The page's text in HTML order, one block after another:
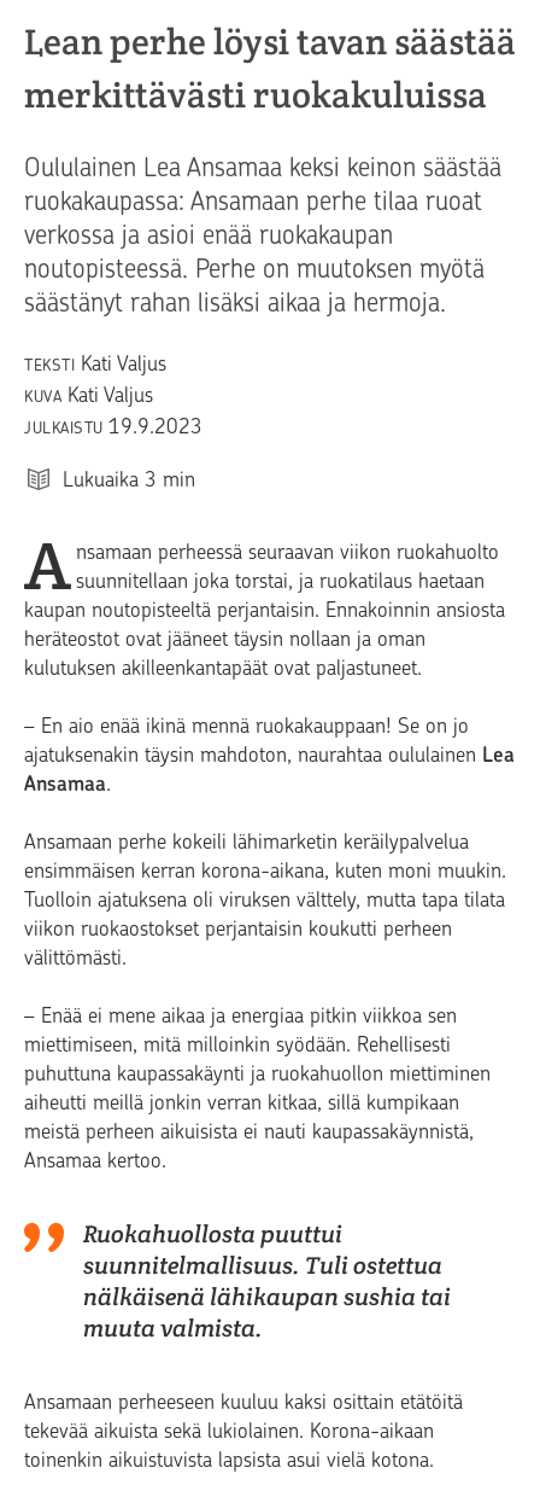
Lean perhe löysi tavan säästää
merkittävästi ruokakuluissa
Oululainen Lea Ansamaa keksi keinon säästää
ruokakaupassa: Ansamaan perhe tilaa ruoat
verkossa ja asioi enää ruokakaupan
noutopisteessä. Perhe on muutoksen myötä
säästänyt rahan lisäksi aikaa ja hermoja.
TEKSTI Kati Valjus
KUVA Kati Valjus
JULKAISTU 19.9.2023
Lukuaika 3 min
A nsamaan perheessä seuraavan viikon ruokahuolto
suunnitellaan joka torstai, ja ruokatilaus haetaan
kaupan noutopisteeltä perjantaisin. Ennakoinnin ansiosta
heräteostot ovat jääneet täysin nollaan ja oman
kulutuksen akilleenkantapäät ovat paljastuneet.
– En aio enää ikinä mennä ruokakauppaan! Se on jo
ajatuksenakin täysin mahdoton, naurahtaa oululainen Lea
Ansamaa.
Ansamaan perhe kokeili lähimarketin keräilypalvelua
ensimmäisen kerran korona-aikana, kuten moni muukin.
Tuolloin ajatuksena oli viruksen välttely, mutta tapa tilata
viikon ruokaostokset perjantaisin koukutti perheen
välittömästi.
– Enää ei mene aikaa ja energiaa pitkin viikkoa sen
miettimiseen, mitä milloinkin syödään. Rehellisesti
puhuttuna kaupassakäynti ja ruokahuollon miettiminen
aiheutti meillä jonkin verran kitkaa, sillä kumpikaan
meistä perheen aikuisista ei nauti kaupassakäynnistä,
Ansamaa kertoo.
Ruokahuollosta puuttui
suunnitelmallisuus. Tuli ostettua
nälkäisenä lähikaupan sushia tai
muuta valmista.
Ansamaan perheeseen kuuluu kaksi osittain etätöitä
tekevää aikuista sekä lukiolainen. Korona-aikaan
toinenkin aikuistuvista lapsista asui vielä kotona.